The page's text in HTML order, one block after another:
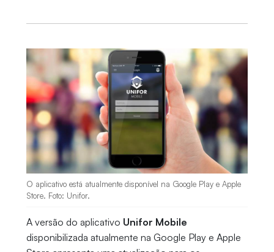
O aplicativo está atualmente disponível na Google Play e Apple
Store. Foto: Unifor.
A versão do aplicativo Unifor Mobile
disponibilizada atualmente na Google Play e Apple